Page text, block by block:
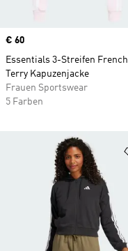
Price
€ 60
Essentials 3-Streifen French
Terry Kapuzenjacke
Frauen Sportswear
5 Farben